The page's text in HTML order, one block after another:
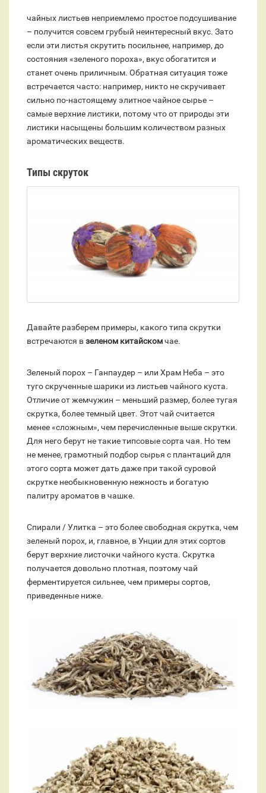
чайных листьев неприемлемо простое подсушивание
– получится совсем грубый неинтересный вкус. Зато
если эти листья скрутить посильнее, например, до
состояния «зеленого пороха», вкус обогатится и
станет очень приличным. Обратная ситуация тоже
встречается часто: например, никто не скручивает
сильно по-настоящему элитное чайное сырье –
самые верхние листики, потому что от природы эти
листики насыщены большим количеством разных
ароматических веществ.
Типы скруток
Давайте разберем примеры, какого типа скрутки
встречаются взеленом китайскомчае.
Зеленый порох – Ганпаудер – или Храм Неба – это
туго скрученные шарики из листьев чайного куста.
Отличие от жемчужин – меньший размер, более тугая
скрутка, более темный цвет. Этот чай считается
менее «сложным», чем перечисленные выше скрутки.
Для него берут не такие типсовые сорта чая. Но тем
не менее, грамотный подбор сырья с плантаций для
этого сорта может дать даже при такой суровой
скрутке необыкновенную нежность и богатую
палитру ароматов в чашке.
Спирали / Улитка – это более свободная скрутка, чем
зеленый порох, и, главное, в Унции для этих сортов
берут верхние листочки чайного куста. Скрутка
получается довольно плотная, поэтому чай
ферментируется сильнее, чем примеры сортов,
приведенные ниже.